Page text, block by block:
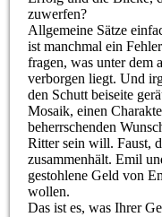
zuwerfen?
Allgemeine Sätze
ist manchmal ein
fragen, was unter dem
verborgen liegt. Und
den Schutt beiseite
Mosaik, einen
beherrschenden
Ritter sein will. Faust,
zusammenhält. Emil
gestohlene Geld von
wollen.
Das ist es, was Ihrer